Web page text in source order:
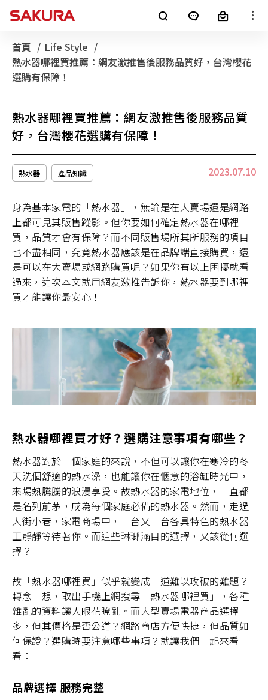
廚房電器 淨水器
熱水器 電子型錄
整體廚房
SAKURA+ 進口廚電
銷售通路
最新消息
消息公告
LifeStyle
影音專區
主題企劃
SAKURA AWARDS
櫻花集團
首頁
Life Style
目前頁面：
熱水器哪裡買推薦：網友激推售後服務品質好，台灣櫻花
選購有保障！
熱水器哪裡買推薦：網友激推售後服務品質
好，台灣櫻花選購有保障！
熱水器 產品知識 2023.07.10
身為基本家電的「熱水器」，無論是在大賣場還是網路
上都可見其販售蹤影。但你要如何確定熱水器在哪裡
買，品質才會有保障？而不同販售場所其所服務的項目
也不盡相同，究竟熱水器應該是在品牌端直接購買，還
是可以在大賣場或網路購買呢？如果你有以上困擾就看
過來，這次本文就用網友激推告訴你，熱水器要到哪裡
買才能讓你最安心！
熱水器哪裡買才好？選購注意事項有哪些？
熱水器對於一個家庭的來說，不但可以讓你在寒冷的冬
天洗個舒適的熱水澡，也能讓你在愜意的浴缸時光中，
來場熱騰騰的浪漫享受。故熱水器的家電地位，一直都
是名列前茅，成為每個家庭必備的熱水器。然而，走過
大街小巷，家電商場中，一台又一台各具特色的熱水器
正靜靜等待著你。而這些琳瑯滿目的選擇，又該從何選
擇？
故「熱水器哪裡買」似乎就變成一道難以攻破的難題？
轉念一想，取出手機上網搜尋「熱水器哪裡買」，各種
雜亂的資料讓人眼花瞭亂。而大型賣場電器商品選擇
多，但其價格是否公道？網路商店方便快捷，但品質如
何保證？選購時要注意哪些事項？就讓我們一起來看
看：
品牌選擇 服務完整